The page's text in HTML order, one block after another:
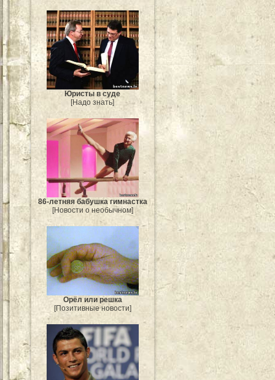
Юристы в суде
[Надо знать]
86-летняя бабушка гимнастка
[Новости о необычном]
Орёл или решка
[Позитивные новости]